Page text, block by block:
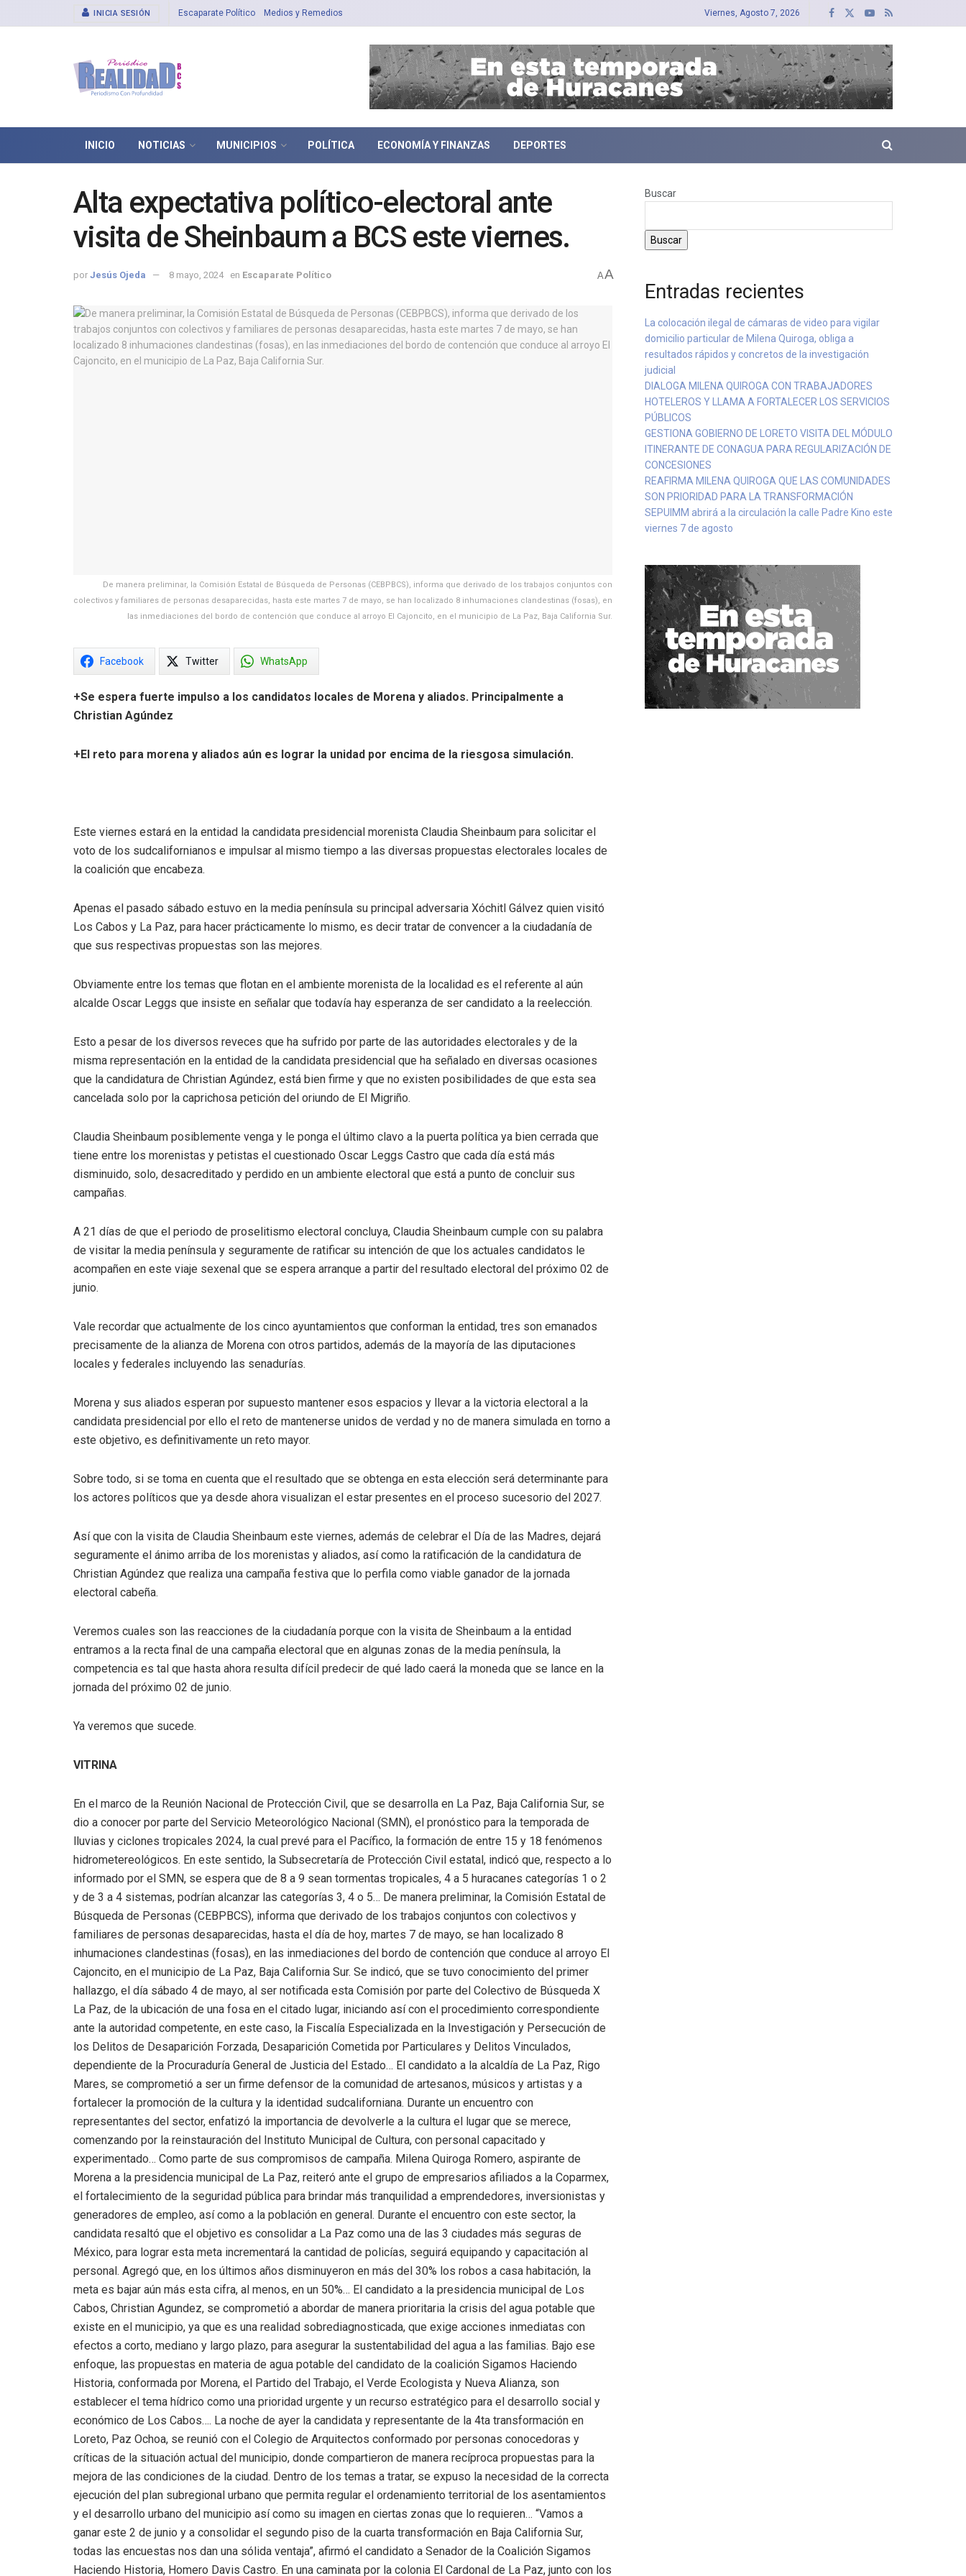
INICIA SESIÓN Escaparate Político Medios y Remedios Viernes, Agosto 7, 2026
INICIO NOTICIAS MUNICIPIOS POLÍTICA ECONOMÍA Y FINANZAS DEPORTES
Alta expectativa político-electoral ante
visita de Sheinbaum a BCS este viernes.
por Jesús Ojeda 8 mayo, 2024 en Escaparate Político AA
De manera preliminar, la Comisión Estatal de Búsqueda de Personas (CEBPBCS), informa que derivado de los trabajos conjuntos con
colectivos y familiares de personas desaparecidas, hasta este martes 7 de mayo, se han localizado 8 inhumaciones clandestinas (fosas), en
las inmediaciones del bordo de contención que conduce al arroyo El Cajoncito, en el municipio de La Paz, Baja California Sur.
Facebook Twitter WhatsApp
+Se espera fuerte impulso a los candidatos locales de Morena y aliados. Principalmente a
Christian Agúndez
+El reto para morena y aliados aún es lograr la unidad por encima de la riesgosa simulación.
Este viernes estará en la entidad la candidata presidencial morenista Claudia Sheinbaum para solicitar el
voto de los sudcalifornianos e impulsar al mismo tiempo a las diversas propuestas electorales locales de
la coalición que encabeza.
Apenas el pasado sábado estuvo en la media península su principal adversaria Xóchitl Gálvez quien visitó
Los Cabos y La Paz, para hacer prácticamente lo mismo, es decir tratar de convencer a la ciudadanía de
que sus respectivas propuestas son las mejores.
Obviamente entre los temas que flotan en el ambiente morenista de la localidad es el referente al aún
alcalde Oscar Leggs que insiste en señalar que todavía hay esperanza de ser candidato a la reelección.
Esto a pesar de los diversos reveces que ha sufrido por parte de las autoridades electorales y de la
misma representación en la entidad de la candidata presidencial que ha señalado en diversas ocasiones
que la candidatura de Christian Agúndez, está bien firme y que no existen posibilidades de que esta sea
cancelada solo por la caprichosa petición del oriundo de El Migriño.
Claudia Sheinbaum posiblemente venga y le ponga el último clavo a la puerta política ya bien cerrada que
tiene entre los morenistas y petistas el cuestionado Oscar Leggs Castro que cada día está más
disminuido, solo, desacreditado y perdido en un ambiente electoral que está a punto de concluir sus
campañas.
A 21 días de que el periodo de proselitismo electoral concluya, Claudia Sheinbaum cumple con su palabra
de visitar la media península y seguramente de ratificar su intención de que los actuales candidatos le
acompañen en este viaje sexenal que se espera arranque a partir del resultado electoral del próximo 02 de
junio.
Vale recordar que actualmente de los cinco ayuntamientos que conforman la entidad, tres son emanados
precisamente de la alianza de Morena con otros partidos, además de la mayoría de las diputaciones
locales y federales incluyendo las senadurías.
Morena y sus aliados esperan por supuesto mantener esos espacios y llevar a la victoria electoral a la
candidata presidencial por ello el reto de mantenerse unidos de verdad y no de manera simulada en torno a
este objetivo, es definitivamente un reto mayor.
Sobre todo, si se toma en cuenta que el resultado que se obtenga en esta elección será determinante para
los actores políticos que ya desde ahora visualizan el estar presentes en el proceso sucesorio del 2027.
Así que con la visita de Claudia Sheinbaum este viernes, además de celebrar el Día de las Madres, dejará
seguramente el ánimo arriba de los morenistas y aliados, así como la ratificación de la candidatura de
Christian Agúndez que realiza una campaña festiva que lo perfila como viable ganador de la jornada
electoral cabeña.
Veremos cuales son las reacciones de la ciudadanía porque con la visita de Sheinbaum a la entidad
entramos a la recta final de una campaña electoral que en algunas zonas de la media península, la
competencia es tal que hasta ahora resulta difícil predecir de qué lado caerá la moneda que se lance en la
jornada del próximo 02 de junio.
Ya veremos que sucede.
VITRINA
En el marco de la Reunión Nacional de Protección Civil, que se desarrolla en La Paz, Baja California Sur, se
dio a conocer por parte del Servicio Meteorológico Nacional (SMN), el pronóstico para la temporada de
lluvias y ciclones tropicales 2024, la cual prevé para el Pacífico, la formación de entre 15 y 18 fenómenos
hidrometereológicos. En este sentido, la Subsecretaría de Protección Civil estatal, indicó que, respecto a lo
informado por el SMN, se espera que de 8 a 9 sean tormentas tropicales, 4 a 5 huracanes categorías 1 o 2
y de 3 a 4 sistemas, podrían alcanzar las categorías 3, 4 o 5… De manera preliminar, la Comisión Estatal de
Búsqueda de Personas (CEBPBCS), informa que derivado de los trabajos conjuntos con colectivos y
familiares de personas desaparecidas, hasta el día de hoy, martes 7 de mayo, se han localizado 8
inhumaciones clandestinas (fosas), en las inmediaciones del bordo de contención que conduce al arroyo El
Cajoncito, en el municipio de La Paz, Baja California Sur. Se indicó, que se tuvo conocimiento del primer
hallazgo, el día sábado 4 de mayo, al ser notificada esta Comisión por parte del Colectivo de Búsqueda X
La Paz, de la ubicación de una fosa en el citado lugar, iniciando así con el procedimiento correspondiente
ante la autoridad competente, en este caso, la Fiscalía Especializada en la Investigación y Persecución de
los Delitos de Desaparición Forzada, Desaparición Cometida por Particulares y Delitos Vinculados,
dependiente de la Procuraduría General de Justicia del Estado… El candidato a la alcaldía de La Paz, Rigo
Mares, se comprometió a ser un firme defensor de la comunidad de artesanos, músicos y artistas y a
fortalecer la promoción de la cultura y la identidad sudcaliforniana. Durante un encuentro con
representantes del sector, enfatizó la importancia de devolverle a la cultura el lugar que se merece,
comenzando por la reinstauración del Instituto Municipal de Cultura, con personal capacitado y
experimentado… Como parte de sus compromisos de campaña. Milena Quiroga Romero, aspirante de
Morena a la presidencia municipal de La Paz, reiteró ante el grupo de empresarios afiliados a la Coparmex,
el fortalecimiento de la seguridad pública para brindar más tranquilidad a emprendedores, inversionistas y
generadores de empleo, así como a la población en general. Durante el encuentro con este sector, la
candidata resaltó que el objetivo es consolidar a La Paz como una de las 3 ciudades más seguras de
México, para lograr esta meta incrementará la cantidad de policías, seguirá equipando y capacitación al
personal. Agregó que, en los últimos años disminuyeron en más del 30% los robos a casa habitación, la
meta es bajar aún más esta cifra, al menos, en un 50%… El candidato a la presidencia municipal de Los
Cabos, Christian Agundez, se comprometió a abordar de manera prioritaria la crisis del agua potable que
existe en el municipio, ya que es una realidad sobrediagnosticada, que exige acciones inmediatas con
efectos a corto, mediano y largo plazo, para asegurar la sustentabilidad del agua a las familias. Bajo ese
enfoque, las propuestas en materia de agua potable del candidato de la coalición Sigamos Haciendo
Historia, conformada por Morena, el Partido del Trabajo, el Verde Ecologista y Nueva Alianza, son
establecer el tema hídrico como una prioridad urgente y un recurso estratégico para el desarrollo social y
económico de Los Cabos…. La noche de ayer la candidata y representante de la 4ta transformación en
Loreto, Paz Ochoa, se reunió con el Colegio de Arquitectos conformado por personas conocedoras y
críticas de la situación actual del municipio, donde compartieron de manera recíproca propuestas para la
mejora de las condiciones de la ciudad. Dentro de los temas a tratar, se expuso la necesidad de la correcta
ejecución del plan subregional urbano que permita regular el ordenamiento territorial de los asentamientos
y el desarrollo urbano del municipio así como su imagen en ciertas zonas que lo requieren… “Vamos a
ganar este 2 de junio y a consolidar el segundo piso de la cuarta transformación en Baja California Sur,
todas las encuestas nos dan una sólida ventaja”, afirmó el candidato a Senador de la Coalición Sigamos
Haciendo Historia, Homero Davis Castro. En una caminata por la colonia El Cardonal de La Paz, junto con los
Buscar
Buscar
Entradas recientes
La colocación ilegal de cámaras de video para vigilar
domicilio particular de Milena Quiroga, obliga a
resultados rápidos y concretos de la investigación
judicial
DIALOGA MILENA QUIROGA CON TRABAJADORES
HOTELEROS Y LLAMA A FORTALECER LOS SERVICIOS
PÚBLICOS
GESTIONA GOBIERNO DE LORETO VISITA DEL MÓDULO
ITINERANTE DE CONAGUA PARA REGULARIZACIÓN DE
CONCESIONES
REAFIRMA MILENA QUIROGA QUE LAS COMUNIDADES
SON PRIORIDAD PARA LA TRANSFORMACIÓN
SEPUIMM abrirá a la circulación la calle Padre Kino este
viernes 7 de agosto